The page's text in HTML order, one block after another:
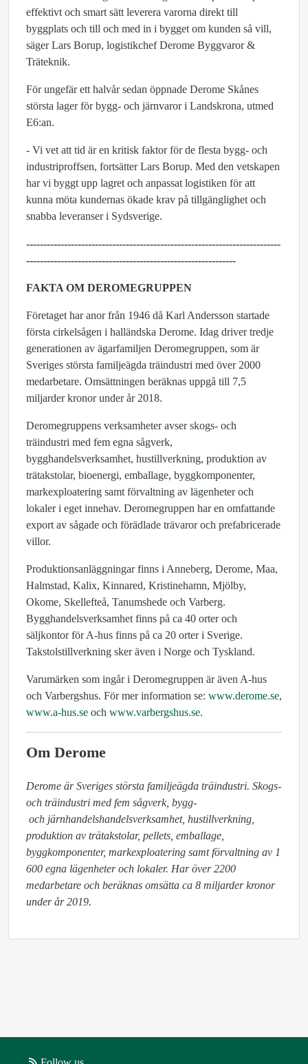
effektivt och smart sätt leverera varorna direkt till
byggplats och till och med in i bygget om kunden så vill,
säger Lars Borup, logistikchef Derome Byggvaror &
Träteknik.
För ungefär ett halvår sedan öppnade Derome Skånes
största lager för bygg- och järnvaror i Landskrona, utmed
E6:an.
- Vi vet att tid är en kritisk faktor för de flesta bygg- och
industriproffsen, fortsätter Lars Borup. Med den vetskapen
har vi byggt upp lagret och anpassat logistiken för att
kunna möta kundernas ökade krav på tillgänglighet och
snabba leveranser i Sydsverige.
--------------------------------------------------------------------------
-------------------------------------------------------------
FAKTA OM DEROMEGRUPPEN
Företaget har anor från 1946 då Karl Andersson startade
första cirkelsågen i halländska Derome. Idag driver tredje
generationen av ägarfamiljen Deromegruppen, som är
Sveriges största familjeägda träindustri med över 2000
medarbetare. Omsättningen beräknas uppgå till 7,5
miljarder kronor under år 2018.
Deromegruppens verksamheter avser skogs- och
träindustri med fem egna sågverk,
bygghandelsverksamhet, hustillverkning, produktion av
trätakstolar, bioenergi, emballage, byggkomponenter,
markexploatering samt förvaltning av lägenheter och
lokaler i eget innehav. Deromegruppen har en omfattande
export av sågade och förädlade trävaror och prefabricerade
villor.
Produktionsanläggningar finns i Anneberg, Derome, Maa,
Halmstad, Kalix, Kinnared, Kristinehamn, Mjölby,
Okome, Skellefteå, Tanumshede och Varberg.
Bygghandelsverksamhet finns på ca 40 orter och
säljkontor för A-hus finns på ca 20 orter i Sverige.
Takstolstillverkning sker även i Norge och Tyskland.
Varumärken som ingår i Deromegruppen är även A-hus
och Varbergshus. För mer information se: www.derome.se,
www.a-hus.se och www.varbergshus.se.
Om Derome
Derome är Sveriges största familjeägda träindustri. Skogs-
och träindustri med fem sågverk, bygg-
produktion av trätakstolar, pellets, emballage,
byggkomponenter, markexploatering samt förvaltning av 1
600 egna lägenheter och lokaler. Har över 2200
medarbetare och beräknas omsätta ca 8 miljarder kronor
under år 2019.